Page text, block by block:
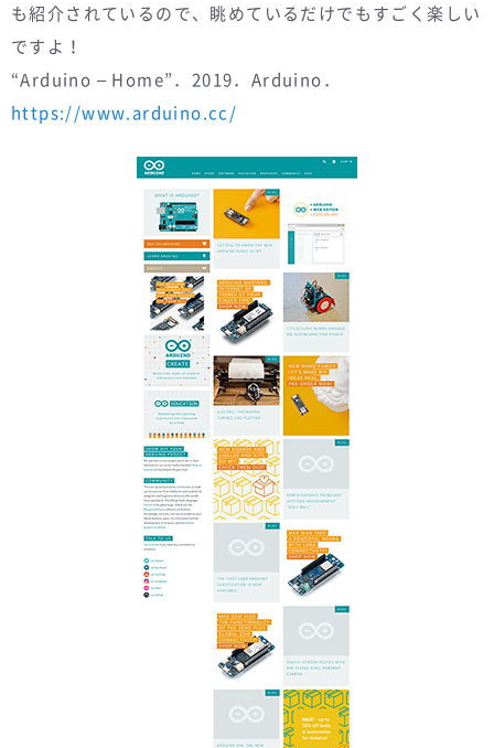
も紹介されているので、眺めているだけでもすごく楽しい
ですよ！
“Arduino – Home”．2019．Arduino．
https://www.arduino.cc/